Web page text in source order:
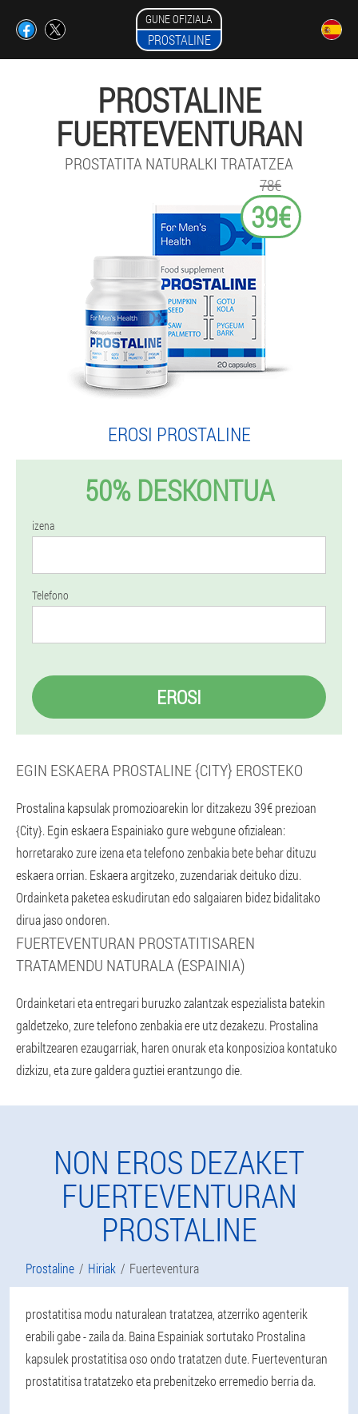
GUNE OFIZIALA
PROSTALINE
PROSTALINE
FUERTEVENTURAN
PROSTATITA NATURALKI TRATATZEA
78€
39€
EROSI PROSTALINE
50% DESKONTUA
izena
Telefono
EROSI
EGIN ESKAERA PROSTALINE {CITY} EROSTEKO
Prostalina kapsulak promozioarekin lor ditzakezu 39€ prezioan
{City}. Egin eskaera Espainiako gure webgune ofizialean:
horretarako zure izena eta telefono zenbakia bete behar dituzu
eskaera orrian. Eskaera argitzeko, zuzendariak deituko dizu.
Ordainketa paketea eskudirutan edo salgaiaren bidez bidalitako
dirua jaso ondoren.
FUERTEVENTURAN PROSTATITISAREN
TRATAMENDU NATURALA (ESPAINIA)
Ordainketari eta entregari buruzko zalantzak espezialista batekin
galdetzeko, zure telefono zenbakia ere utz dezakezu. Prostalina
erabiltzearen ezaugarriak, haren onurak eta konposizioa kontatuko
dizkizu, eta zure galdera guztiei erantzungo die.
NON EROS DEZAKET
FUERTEVENTURAN
PROSTALINE
Prostaline Hiriak Fuerteventura
prostatitisa modu naturalean tratatzea, atzerriko agenterik
erabili gabe - zaila da. Baina Espainiak sortutako Prostalina
kapsulek prostatitisa oso ondo tratatzen dute. Fuerteventuran
prostatitisa tratatzeko eta prebenitzeko erremedio berria da.